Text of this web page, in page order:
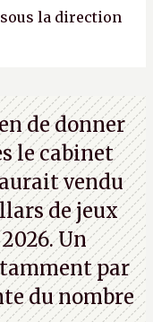
la direction
de donner
le cabinet
vendu
de jeux
Un
par
du nombre